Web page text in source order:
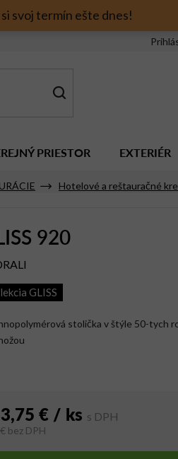
svoj termín ešte dnes!
PRIESTOR EXTERIÉR
Hotelové a reštauračné
920
GLISS
stolička v štýle 50-tych
€ / ks
bez DPH